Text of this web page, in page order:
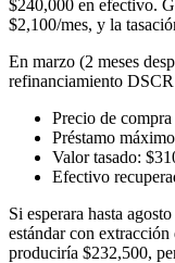
$240,000 en efectivo.
$2,100/mes, y la
En marzo (2 meses
refinanciamiento
Precio de
Préstamo
Valor tasado:
Efectivo
Si esperara hasta
estándar con
produciría $232,500,